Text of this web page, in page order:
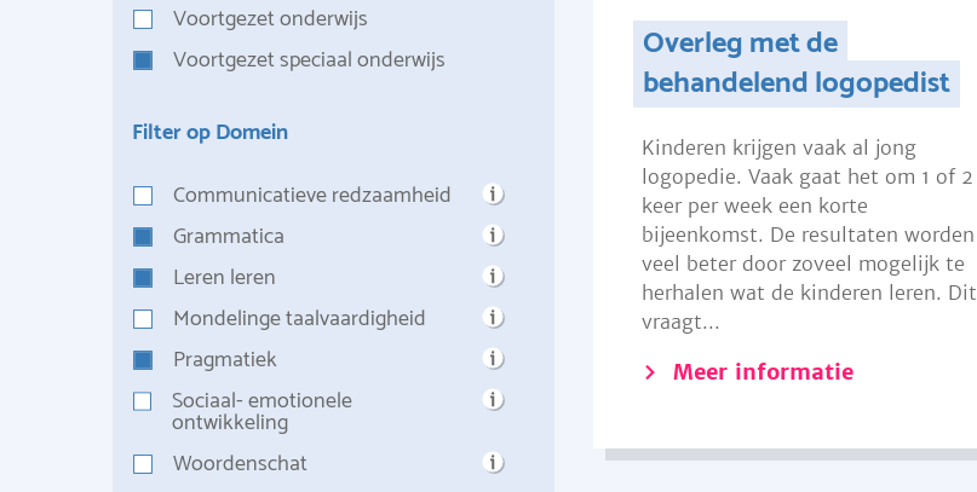
Voortgezet onderwijs
Voortgezet speciaal onderwijs
Filter op Domein
Communicatieve redzaamheid
Grammatica
Leren leren
Mondelinge taalvaardigheid
Pragmatiek
Sociaal- emotionele
ontwikkeling
Woordenschat
Overleg met de
behandelend logopedist
Kinderen krijgen vaak al jong
logopedie. Vaak gaat het om 1 of 2
keer per week een korte
bijeenkomst. De resultaten worden
veel beter door zoveel mogelijk te
herhalen wat de kinderen leren. Dit
vraagt...
Meer informatie